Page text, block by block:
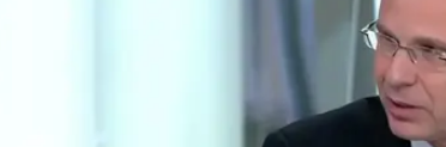
שנושף מדי ערב בעורפם של השחקנים הגדולים
רק צובר תאוצה.